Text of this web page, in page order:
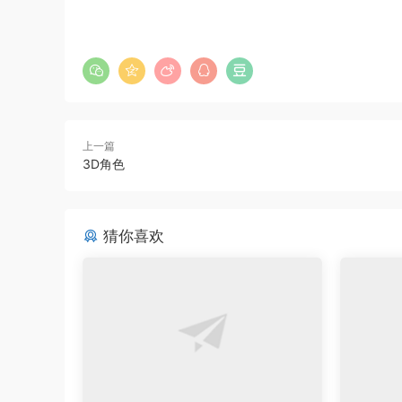
上一篇
3D角色
猜你喜欢